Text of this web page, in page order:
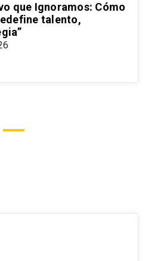
que Ignoramos: Cómo
talento,